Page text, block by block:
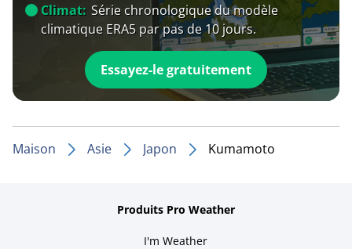
Climat: Série chronologique du modèle
climatique ERA5 par pas de 10 jours.
Essayez-le gratuitement
Maison Asie Japon Kumamoto
Produits Pro Weather
I'm Weather